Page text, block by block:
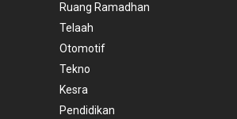
Ruang Ramadhan
Telaah
Otomotif
Tekno
Kesra
Pendidikan